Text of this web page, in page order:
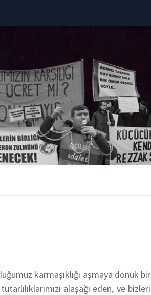
karmaşıklığı aşmaya dönük bir
alaşağı eden, ve bizleri